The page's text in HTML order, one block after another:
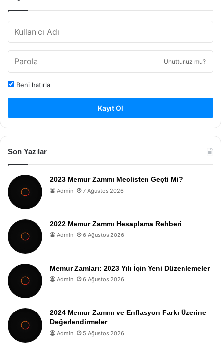
Unuttunuz mu?
Beni hatırla
Kayıt Ol
Son Yazılar
2023 Memur Zammı Meclisten Geçti Mi?
Admin 7 Ağustos 2026
2022 Memur Zammı Hesaplama Rehberi
Admin 6 Ağustos 2026
Memur Zamları: 2023 Yılı İçin Yeni Düzenlemeler
Admin 6 Ağustos 2026
2024 Memur Zammı ve Enflasyon Farkı Üzerine
Değerlendirmeler
Admin 5 Ağustos 2026